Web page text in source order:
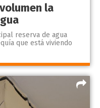
la
reserva de agua
que está viviendo